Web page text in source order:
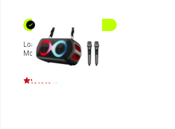
Loa Karaoke di động
Monster Musicbox Go